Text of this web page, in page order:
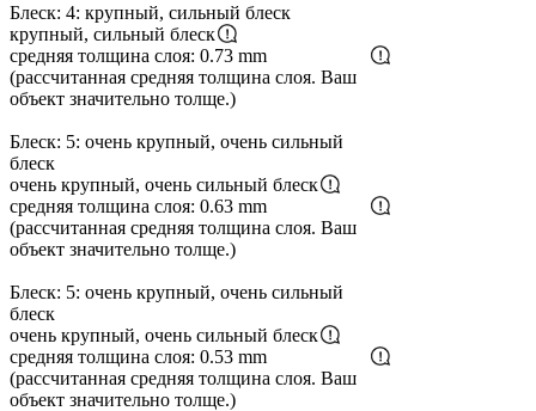
Блеск: 4: крупный, сильный блеск
крупный, сильный блеск
средняя толщина слоя: 0.73 mm
(рассчитанная средняя толщина слоя. Ваш
объект значительно толще.)
Блеск: 5: очень крупный, очень сильный
блеск
очень крупный, очень сильный блеск
средняя толщина слоя: 0.63 mm
(рассчитанная средняя толщина слоя. Ваш
объект значительно толще.)
Блеск: 5: очень крупный, очень сильный
блеск
очень крупный, очень сильный блеск
средняя толщина слоя: 0.53 mm
(рассчитанная средняя толщина слоя. Ваш
объект значительно толще.)